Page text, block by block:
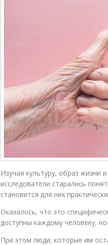
Изучая культуру, образ жизни
исследователи старались
становится для них
Оказалось, что это
доступны каждому человеку,
При этом люди, которые им